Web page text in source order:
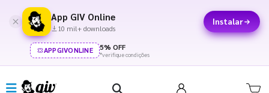
App GIV Online
10 mil+ downloads
Instalar
APPGIVONLINE 5% OFF
*verifique condições